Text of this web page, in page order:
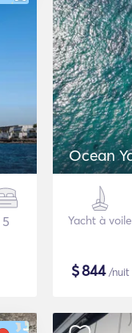
5
Ocean
Yacht à voile
$844/nuit